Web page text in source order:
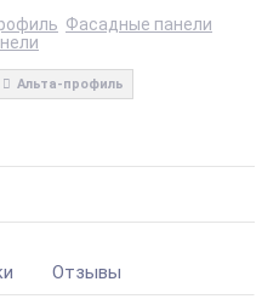
Фасадные панели
Альта-профиль
Отзывы